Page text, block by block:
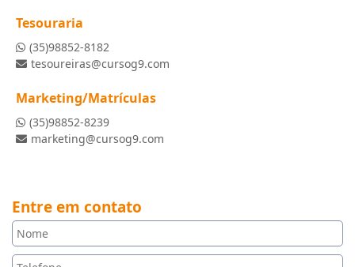
Tesouraria
(35)98852-8182
tesoureiras@cursog9.com
Marketing/Matrículas
(35)98852-8239
marketing@cursog9.com
Entre em contato